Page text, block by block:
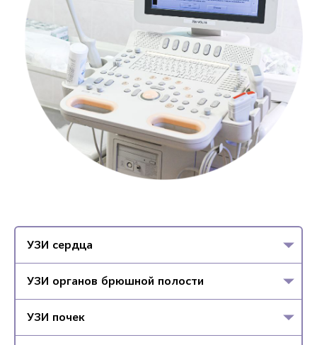
УЗИ сердца
УЗИ органов брюшной полости
УЗИ почек